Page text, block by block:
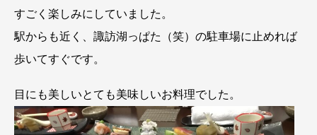
すごく楽しみにしていました。
駅からも近く、諏訪湖っぱた（笑）の駐車場に止めれば
歩いてすぐです。
目にも美しいとても美味しいお料理でした。